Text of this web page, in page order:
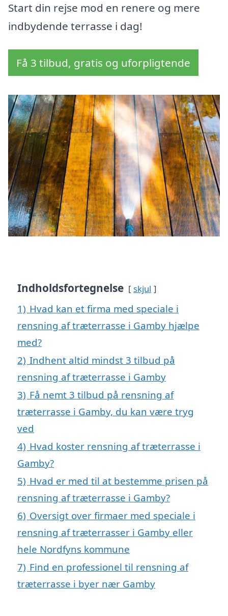
Start din rejse mod en renere og mere
indbydende terrasse i dag!
Få 3 tilbud, gratis og uforpligtende
Indholdsfortegnelse skjul
1) Hvad kan et firma med speciale i
rensning af træterrasse i Gamby hjælpe
med?
2) Indhent altid mindst 3 tilbud på
rensning af træterrasse i Gamby
3) Få nemt 3 tilbud på rensning af
træterrasse i Gamby, du kan være tryg
ved
4) Hvad koster rensning af træterrasse i
Gamby?
5) Hvad er med til at bestemme prisen på
rensning af træterrasse i Gamby?
6) Oversigt over firmaer med speciale i
rensning af træterrasser i Gamby eller
hele Nordfyns kommune
7) Find en professionel til rensning af
træterrasse i byer nær Gamby